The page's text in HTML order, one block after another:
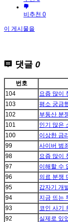
비추천 0
이 게시물을
댓글 0
번호
104
요즘 많이
103
평소 궁금
102
부동산 분
101
인기 많은
100
이상한 금
99
사이버 범
98
요즘 많이
97
이해할 수
96
의료 분쟁
95
갑자기 개
94
지금 뜨는
93
코인 사기
92
실제로 있